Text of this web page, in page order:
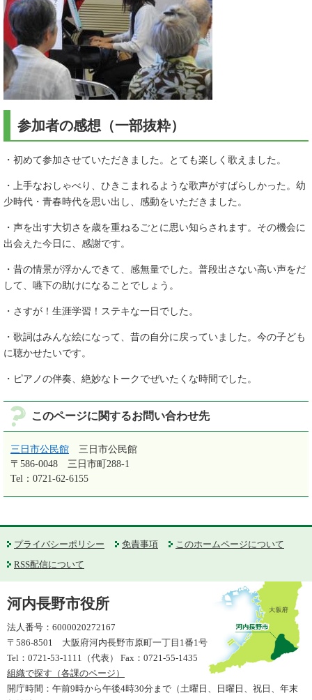
参加者の感想（一部抜粋）
・初めて参加させていただきました。とても楽しく歌えました。
・上手なおしゃべり、ひきこまれるような歌声がすばらしかった。幼
少時代・青春時代を思い出し、感動をいただきました。
・声を出す大切さを歳を重ねるごとに思い知らされます。その機会に
出会えた今日に、感謝です。
・昔の情景が浮かんできて、感無量でした。普段出さない高い声をだ
して、嚥下の助けになることでしょう。
・さすが！生涯学習！ステキな一日でした。
・歌詞はみんな絵になって、昔の自分に戻っていました。今の子ども
に聴かせたいです。
・ピアノの伴奏、絶妙なトークでぜいたくな時間でした。
このページに関するお問い合わせ先
三日市公民館
三日市公民館
〒586-0048
三日市町288-1
Tel：0721-62-6155
プライバシーポリシー 免責事項
このホームページについて
RSS配信について
河内長野市役所
法人番号：6000020272167
〒586-8501 大阪府河内長野市原町一丁目1番1号
Tel：0721-53-1111（代表） Fax：0721-55-1435
組織で探す（各課のページ）
開庁時間：午前9時から午後4時30分まで（土曜日、日曜日、祝日、年末